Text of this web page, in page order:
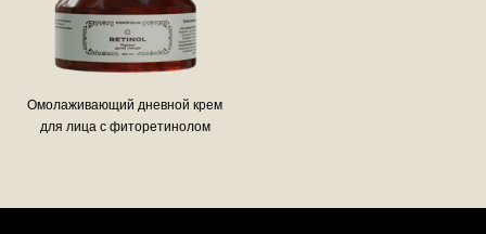
Омолаживающий дневной крем
для лица с фиторетинолом